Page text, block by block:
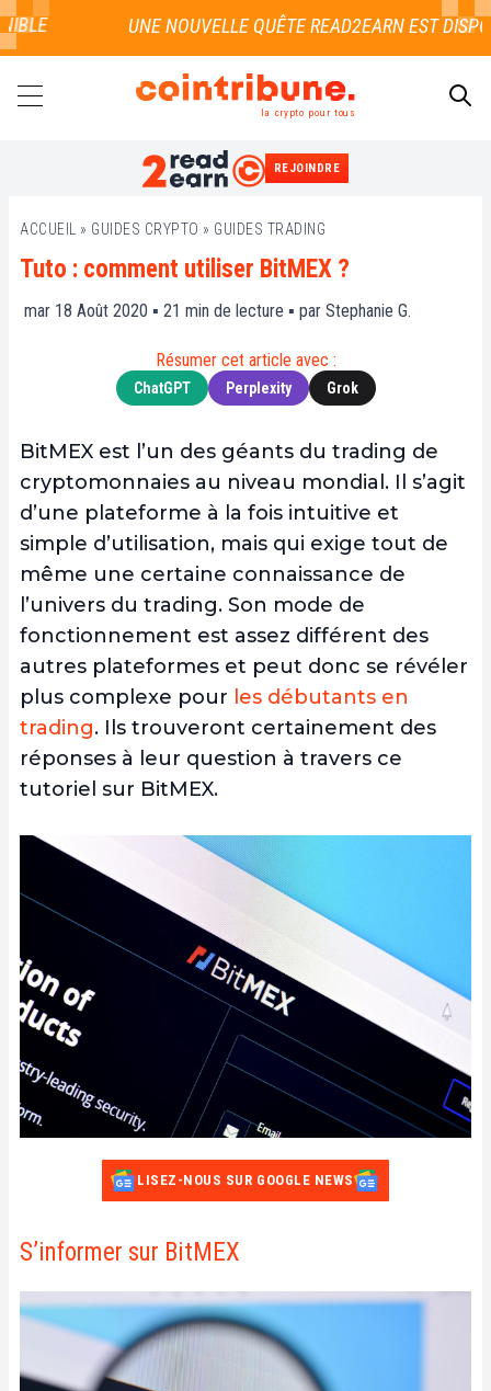
la crypto pour tous
REJOINDRE
ACCUEIL » GUIDES CRYPTO » GUIDES TRADING
Tuto : comment utiliser BitMEX ?
mar 18 Août 2020 ▪ 21 min de lecture ▪ par Stephanie G.
Résumer cet article avec :
ChatGPT Perplexity Grok
BitMEX est l’un des géants du trading de
cryptomonnaies au niveau mondial. Il s’agit
d’une plateforme à la fois intuitive et
simple d’utilisation, mais qui exige tout de
même une certaine connaissance de
l’univers du trading. Son mode de
fonctionnement est assez différent des
autres plateformes et peut donc se révéler
plus complexe pour les débutants en
trading. Ils trouveront certainement des
réponses à leur question à travers ce
tutoriel sur BitMEX.
LISEZ-NOUS SUR GOOGLE NEWS
S’informer sur BitMEX